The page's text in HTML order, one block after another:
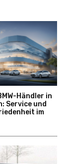
Händler in
Service und
im